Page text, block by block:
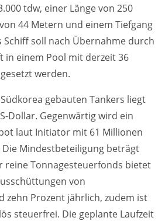
tdw, einer Länge von 250
44 Metern und einem Tiefgang
Schiff soll nach Übernahme durch
in einem Pool mit derzeit 36
werden.
gebauten Tankers liegt
Dollar. Gegenwärtig wird ein
laut Initiator mit 61 Millionen
Die Mindestbeteiligung beträgt
reine Tonnagesteuerfonds bietet
von
zehn Prozent jährlich, zudem ist
steuerfrei. Die geplante Laufzeit